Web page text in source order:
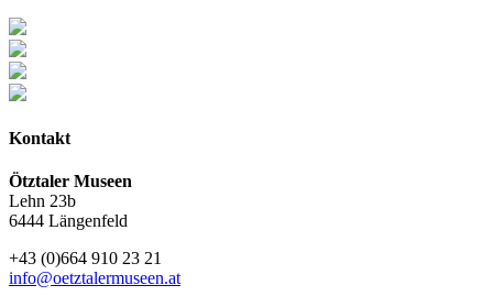
Kontakt
Ötztaler Museen
Lehn 23b
6444 Längenfeld
+43 (0)664 910 23 21
info@oetztalermuseen.at